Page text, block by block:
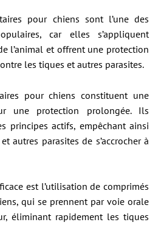
pour chiens sont l’une des
car elles s’appliquent
l’animal et offrent une protection
les tiques et autres parasites.
pour chiens constituent une
une protection prolongée. Ils
principes actifs, empêchant ainsi
autres parasites de s’accrocher à
est l’utilisation de comprimés
qui se prennent par voie orale
éliminant rapidement les tiques